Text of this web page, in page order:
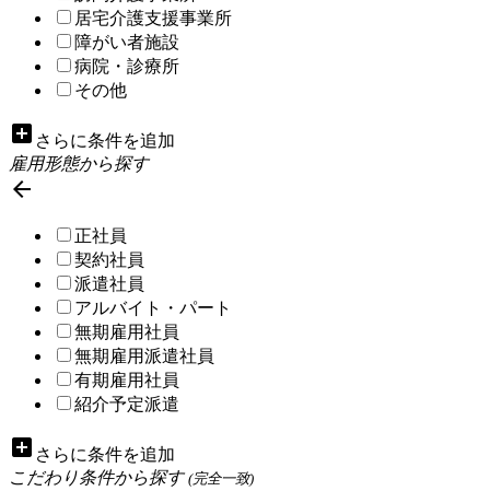
居宅介護支援事業所
障がい者施設
病院・診療所
その他
add_box さらに条件を追加
雇用形態から探す

正社員
契約社員
派遣社員
アルバイト・パート
無期雇用社員
無期雇用派遣社員
有期雇用社員
紹介予定派遣
add_box さらに条件を追加
こだわり条件から探す(完全一致)